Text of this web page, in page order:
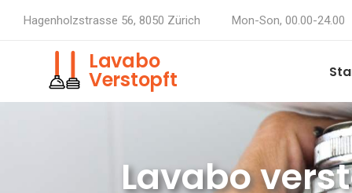
Hagenholzstrasse 56, 8050 Zürich Mon-Son, 00.00-24.00
Lavabo
Verstopft
Lavabo